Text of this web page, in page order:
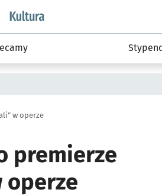
wroclaw.pl podserwis: Kultura
w operze
premierze
operze